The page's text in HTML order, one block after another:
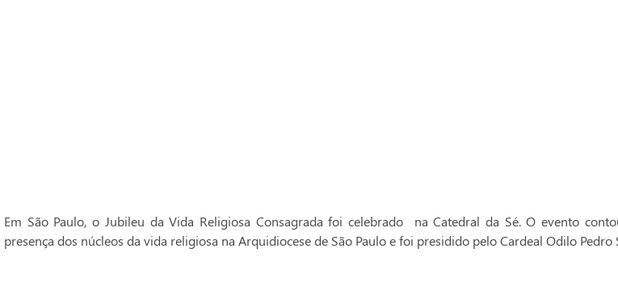
Em São Paulo, o Jubileu da Vida Religiosa Consagrada foi celebrado na Catedral da Sé. O evento
presença dos núcleos da vida religiosa na Arquidiocese de São Paulo e foi presidido pelo Cardeal Odilo Pedro